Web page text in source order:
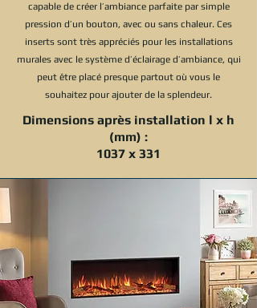
capable de créer l’ambiance parfaite par simple
pression d’un bouton, avec ou sans chaleur. Ces
inserts sont très appréciés pour les installations
murales avec le système d’éclairage d’ambiance, qui
peut être placé presque partout où vous le
souhaitez pour ajouter de la splendeur.
Dimensions après installation l x h
(mm) :
1037 x 331